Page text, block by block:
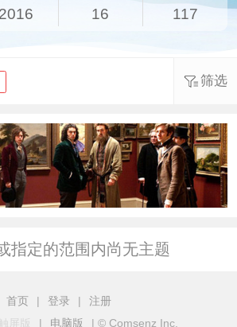
2016 16 117
筛选
指定的范围内尚无主题
首页 | 登录 |
注册
屏版 | 电脑版 | © Comsenz Inc.